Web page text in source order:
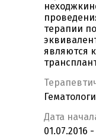
терапии
являются
Дата
01.07.2016